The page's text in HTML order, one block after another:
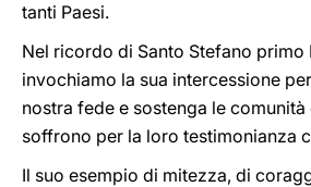
tanti Paesi.
Nel ricordo di Santo Stefano primo
invochiamo la sua intercessione
nostra fede e sostenga le
soffrono per la loro testimonianza
Il suo esempio di mitezza, di